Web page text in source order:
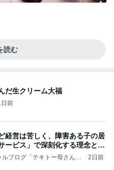
読む
だ生クリーム大福
日前
経営は苦しく、障害ある子の居
ービス」で深刻化する理念と現
ブログ「テキトー母さんの
2日前